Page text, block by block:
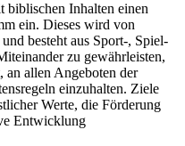
biblischen Inhalten einen
ein. Dieses wird von
besteht aus Sport-, Spiel-
zu gewährleisten,
an allen Angeboten der
einzuhalten. Ziele
Werte, die Förderung
Entwicklung